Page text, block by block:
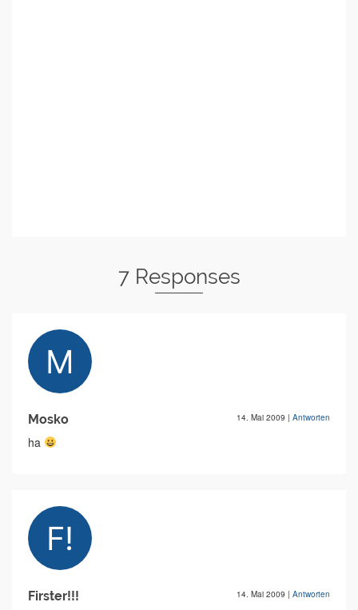
7 Responses
Mosko 14. Mai 2009 | Antworten
ha
Firster!!! 14. Mai 2009 | Antworten